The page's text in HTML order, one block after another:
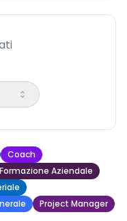
Coach
Aziendale
Project Manager